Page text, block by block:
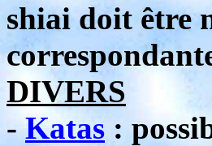
shiai doit être
DIVERS
-Katas :